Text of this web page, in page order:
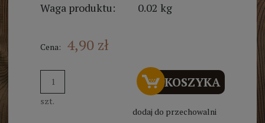
Waga produktu:
0.02 kg
Cena: 4,90 zł
szt.
DO KOSZYKA
dodaj do przechowalni